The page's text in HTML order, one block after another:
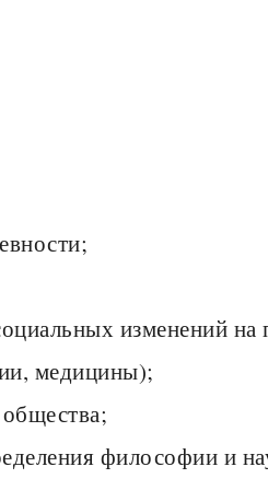
изменений на
медицины);
философии и